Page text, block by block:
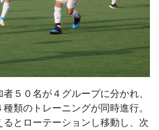
５０名が４グループに分かれ、
類のトレーニングが同時進行。
とローテーションし移動し、次